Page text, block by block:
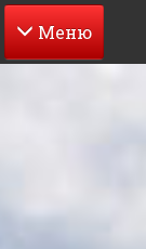
Перейти